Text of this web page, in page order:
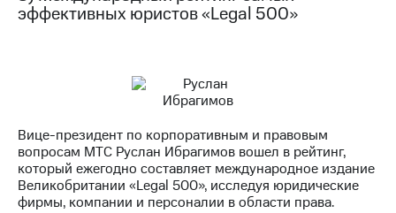
Рынок
Еврооблигации-2023
Уведомление
погашении
именных
облигаций
Другое
эффективных юристов «Legal 500»
Вице-президент по корпоративным и правовым
вопросам МТС Руслан Ибрагимов вошел в рейтинг,
который ежегодно составляет международное издание
Великобритании «Legal 500», исследуя юридические
фирмы, компании и персоналии в области права.